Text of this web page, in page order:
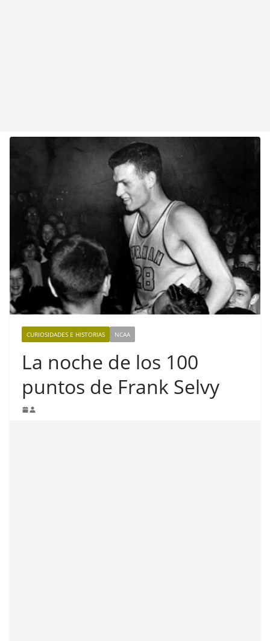
CURIOSIDADES E HISTORIAS NCAA
La noche de los 100
puntos de Frank Selvy